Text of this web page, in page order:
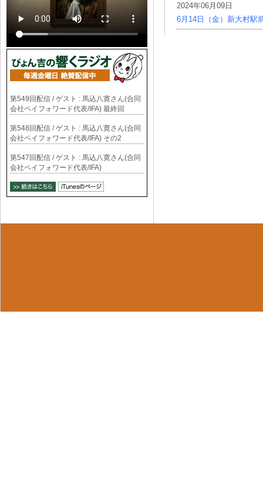
2024年06月09日
6月14日（金）新大村駅
第549回配信 / ゲスト : 馬込八寛さん(合同
会社ペイフォワード代表/IFA) 最終回
第548回配信 / ゲスト : 馬込八寛さん(合同
会社ペイフォワード代表/IFA) その2
第547回配信 / ゲスト : 馬込八寛さん(合同
会社ペイフォワード代表/IFA)